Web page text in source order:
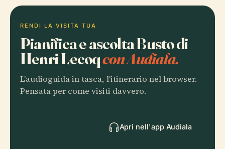
RENDI LA VISITA TUA
Pianifica e ascolta Busto di
Henri Lecoqcon Audiala.
L'audioguida in tasca, l'itinerario nel browser.
Pensata per come visiti davvero.
Apri nell'app Audiala